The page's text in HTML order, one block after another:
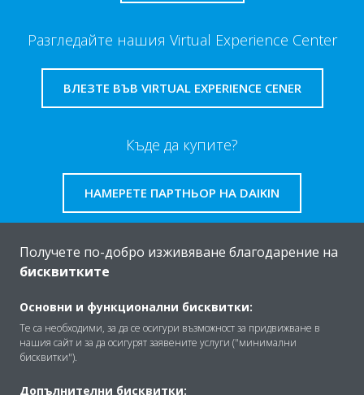
Разгледайте нашия Virtual Experience Center
ВЛЕЗТЕ ВЪВ VIRTUAL EXPERIENCE CENER
Къде да купите?
НАМЕРЕТЕ ПАРТНЬОР НА DAIKIN
Решения
Получете по-добро изживяване благодарение на
бисквитките
Основни и функционални бисквитки:
Те са необходими, за да се осигури възможност за придвижване в
нашия сайт и за да осигурят заявените услуги ("минимални
бисквитки").
Допълнителни бисквитки: